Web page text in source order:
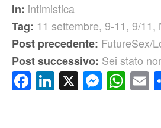
In: intimistica
Tag: 11 settembre, 9-11, 9/11,
Post precedente: FutureSex/
Post successivo: Sei stato
Facebook
LinkedIn
X